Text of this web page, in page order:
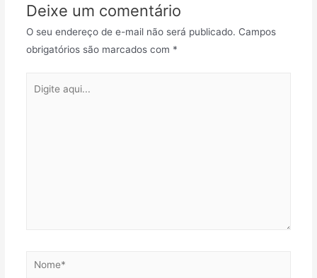
Deixe um comentário
O seu endereço de e-mail não será publicado. Campos
obrigatórios são marcados com *
aqui...
Nome*